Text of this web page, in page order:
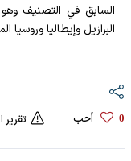
السابق في التصنيف وهو
البرازيل وإيطاليا وروسيا
0 أحب تقرير